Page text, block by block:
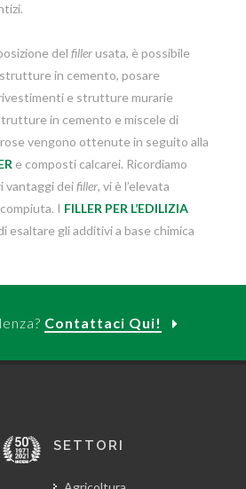
del fillerusata, è possibile
in cemento, posare
e strutture murarie
in cemento e miscele di
vengono ottenute in seguito alla
e composti calcarei. Ricordiamo
vantaggi deifiller, vi è l’elevata
I FILLER PER L’EDILIZIA
esaltare gli additivi a base chimica
Contattaci Qui!
SETTORI